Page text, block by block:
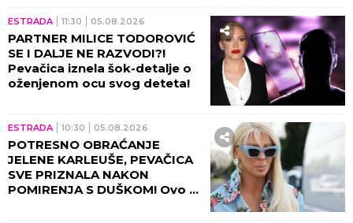
ESTRADA 11:30 05.08.2026
PARTNER MILICE TODOROVIĆ
SE I DALJE NE RAZVODI?!
Pevačica iznela šok-detalje o
oženjenom ocu svog deteta!
ESTRADA 10:30 05.08.2026
POTRESNO OBRAĆANJE
JELENE KARLEUŠE, PEVAČICA
SVE PRIZNALA NAKON
POMIRENJA S DUŠKOM! Ovo ni